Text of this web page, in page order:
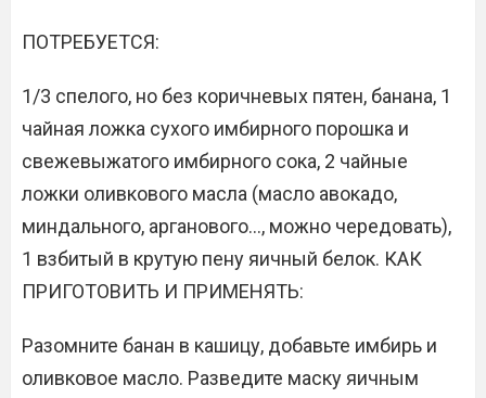
ПОТРЕБУЕТСЯ:
1/3 спелого, но без коричневых пятен, банана, 1
чайная ложка сухого имбирного порошка и
свежевыжатого имбирного сока, 2 чайные
ложки оливкового масла (масло авокадо,
миндального, арганового…, можно чередовать),
1 взбитый в крутую пену яичный белок. КАК
ПРИГОТОВИТЬ И ПРИМЕНЯТЬ:
Разомните банан в кашицу, добавьте имбирь и
оливковое масло. Разведите маску яичным